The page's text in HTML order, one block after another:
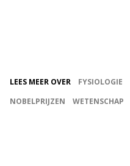
LEES MEER OVER FYSIOLOGIE
NOBELPRIJZEN
WETENSCHAP